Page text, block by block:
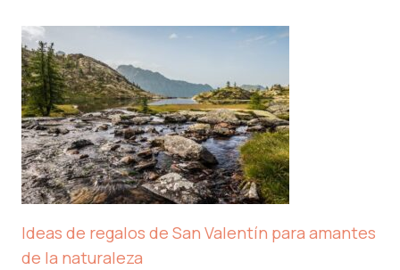
Ideas de regalos de San Valentín para amantes
de la naturaleza